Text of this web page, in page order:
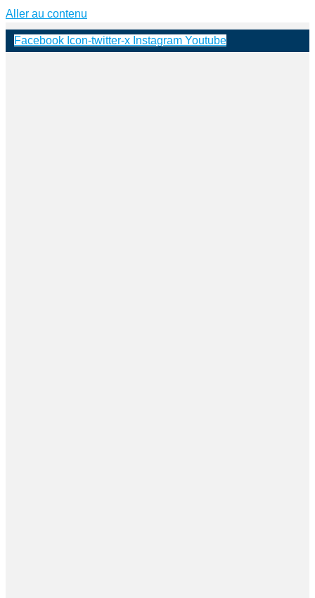
Aller au contenu
Facebook Icon-twitter-x Instagram Youtube